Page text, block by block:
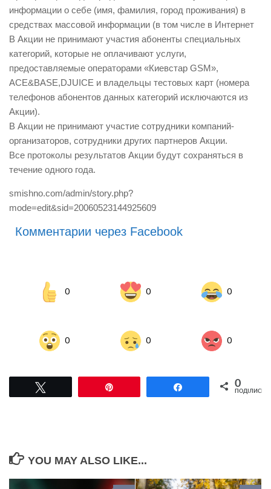
информации о себе (имя, фамилия, город проживания) в
средствах массовой информации (в том числе в Интернет
В Акции не принимают участия абоненты специальных
категорий, которые не оплачивают услуги,
предоставляемые операторами «Киевстар GSM»,
ACE&BASE,DJUICE и владельцы тестовых карт (номера
телефонов абонентов данных категорий исключаются из
Акции).
В Акции не принимают участие сотрудники компаний-
организаторов, сотрудники других партнеров Акции.
Все протоколы результатов Акции будут сохраняться в
течение одного года.
smishno.com/admin/story.php?
mode=edit&sid=20060523144925609
Комментарии через Facebook
0 0 0
0 0 0
Поділитися0
ПОДІЛИСЬ
YOU MAY ALSO LIKE...